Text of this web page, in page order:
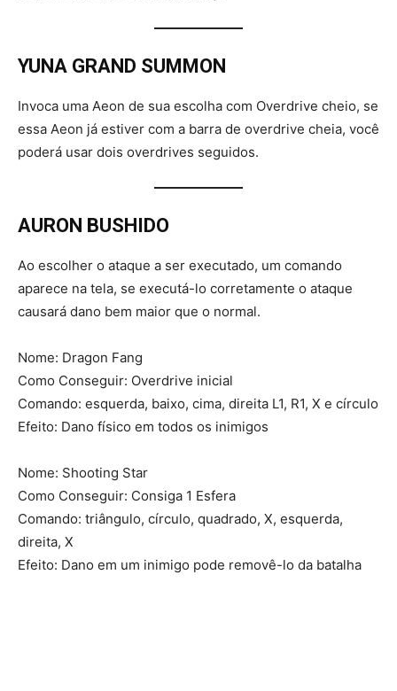
YUNA GRAND SUMMON
Invoca uma Aeon de sua escolha com Overdrive cheio, se
essa Aeon já estiver com a barra de overdrive cheia, você
poderá usar dois overdrives seguidos.
AURON BUSHIDO
Ao escolher o ataque a ser executado, um comando
aparece na tela, se executá-lo corretamente o ataque
causará dano bem maior que o normal.
Nome: Dragon Fang
Como Conseguir: Overdrive inicial
Comando: esquerda, baixo, cima, direita L1, R1, X e círculo
Efeito: Dano físico em todos os inimigos
Nome: Shooting Star
Como Conseguir: Consiga 1 Esfera
Comando: triângulo, círculo, quadrado, X, esquerda,
direita, X
Efeito: Dano em um inimigo pode removê-lo da batalha